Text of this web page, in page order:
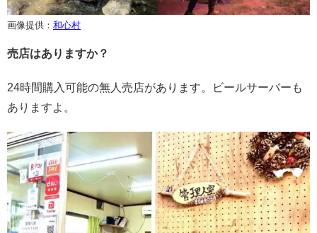
画像提供： 和心村
売店はありますか？
24時間購入可能の無人売店があります。ビールサーバーも
ありますよ。